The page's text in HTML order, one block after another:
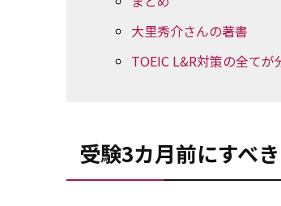
大里秀介さんの著書
TOEIC L&R対策の全て
受験3カ月前にすべ